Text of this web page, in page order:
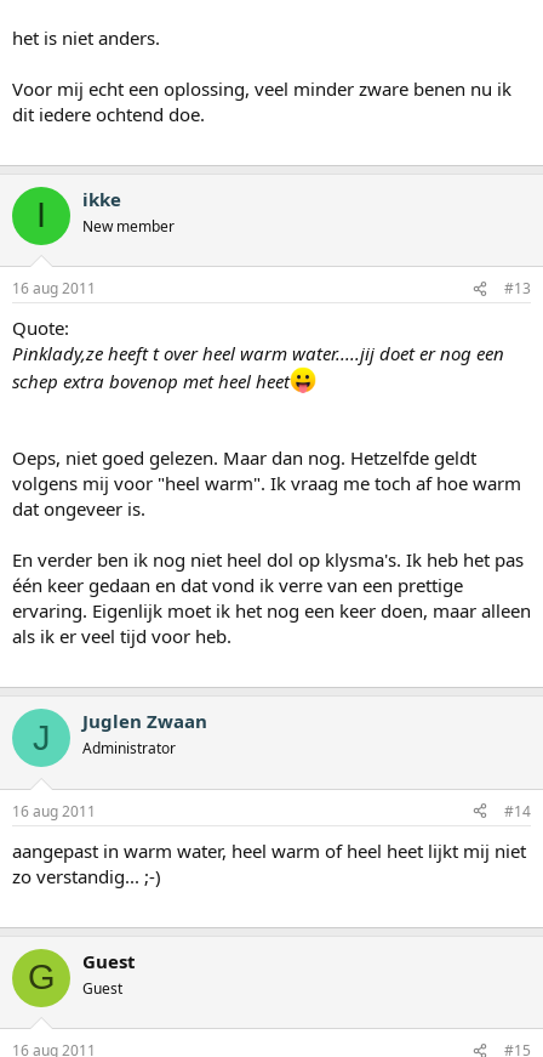
het is niet anders.
Voor mij echt een oplossing, veel minder zware benen nu ik
dit iedere ochtend doe.
I ikke
New member
16 aug 2011 #13
Quote:
Pinklady,ze heeft t over heel warm water.....jij doet er nog een
schep extra bovenop met heel heet
Oeps, niet goed gelezen. Maar dan nog. Hetzelfde geldt
volgens mij voor "heel warm". Ik vraag me toch af hoe warm
dat ongeveer is.
En verder ben ik nog niet heel dol op klysma's. Ik heb het pas
één keer gedaan en dat vond ik verre van een prettige
ervaring. Eigenlijk moet ik het nog een keer doen, maar alleen
als ik er veel tijd voor heb.
J Juglen Zwaan
Administrator
16 aug 2011 #14
aangepast in warm water, heel warm of heel heet lijkt mij niet
zo verstandig... ;-)
G Guest
Guest
16 aug 2011 #15